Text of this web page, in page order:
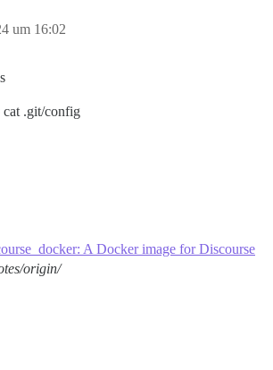
um 16:02
cat .git/config
A Docker image for Discourse
origin/